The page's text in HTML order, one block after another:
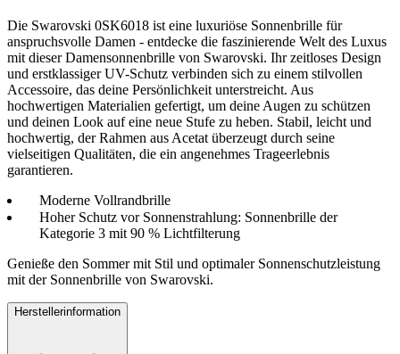
Die Swarovski 0SK6018 ist eine luxuriöse Sonnenbrille für
anspruchsvolle Damen - entdecke die faszinierende Welt des Luxus
mit dieser Damensonnenbrille von Swarovski. Ihr zeitloses Design
und erstklassiger UV-Schutz verbinden sich zu einem stilvollen
Accessoire, das deine Persönlichkeit unterstreicht. Aus
hochwertigen Materialien gefertigt, um deine Augen zu schützen
und deinen Look auf eine neue Stufe zu heben. Stabil, leicht und
hochwertig, der Rahmen aus Acetat überzeugt durch seine
vielseitigen Qualitäten, die ein angenehmes Trageerlebnis
garantieren.
Moderne Vollrandbrille
Hoher Schutz vor Sonnenstrahlung: Sonnenbrille der
Kategorie 3 mit 90 % Lichtfilterung
Genieße den Sommer mit Stil und optimaler Sonnenschutzleistung
mit der Sonnenbrille von Swarovski.
Herstellerinformation